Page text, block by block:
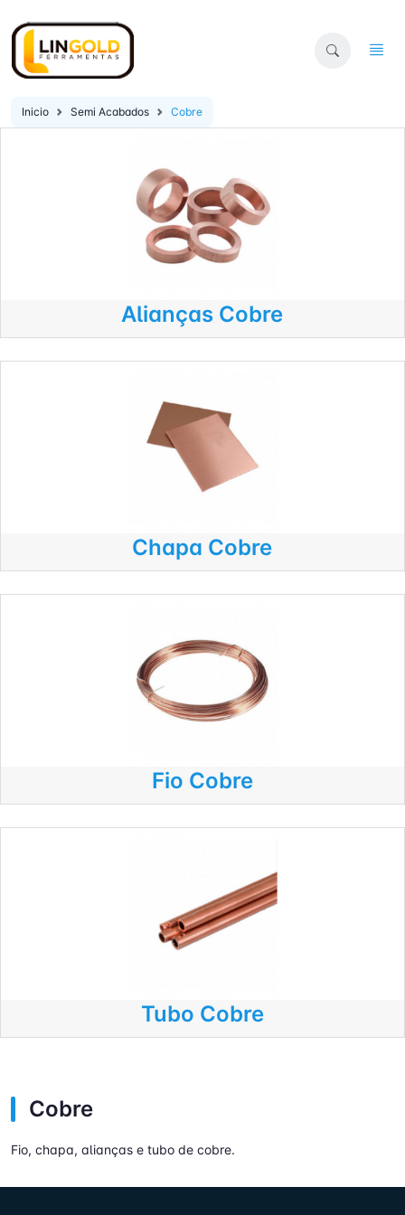
Inicio Semi Acabados Cobre
Alianças Cobre
Chapa Cobre
Fio Cobre
Tubo Cobre
Cobre
Fio, chapa, alianças e tubo de cobre.